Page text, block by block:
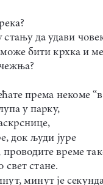
стању да удави
бити крхка и
према некоме
у парку,
док људи јуре
време
стане.
минут је секунда,